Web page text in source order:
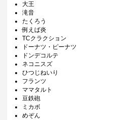
大王
滝音
たくろう
例えば炎
TCクラクション
ドーナツ・ピーナツ
ドンデコルテ
ネコニスズ
ひつじねいり
フランツ
ママタルト
豆鉄砲
ミカボ
めぞん